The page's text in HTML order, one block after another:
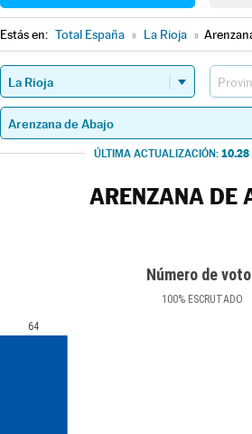
Estás en: Total España » La Rioja »
ÚLTIMA ACTUALIZACIÓN: 10.28
ARENZANA DE
Número de
100% ESCRUTADO
64